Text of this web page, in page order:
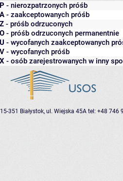
P - nierozpatrzonych próśb
A - zaakceptowanych próśb
Z - próśb odrzuconych
O - próśb odrzuconych permanentnie
U - wycofanych zaakceptowanych
V - wycofanych próśb
X - osób zarejestrowanych w inny
15-351 Białystok, ul. Wiejska 45A tel: +48 746